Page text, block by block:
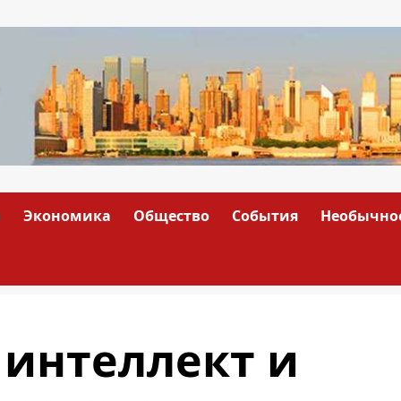
Экономика Общество События
и